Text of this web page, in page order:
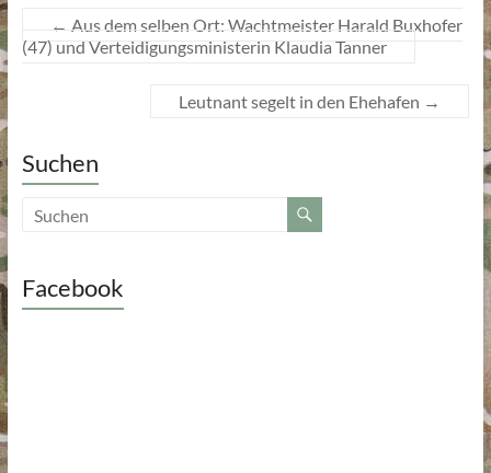
← Aus dem selben Ort: Wachtmeister Harald Buxhofer
(47) und Verteidigungsministerin Klaudia Tanner
Leutnant segelt in den Ehehafen →
Suchen
Facebook